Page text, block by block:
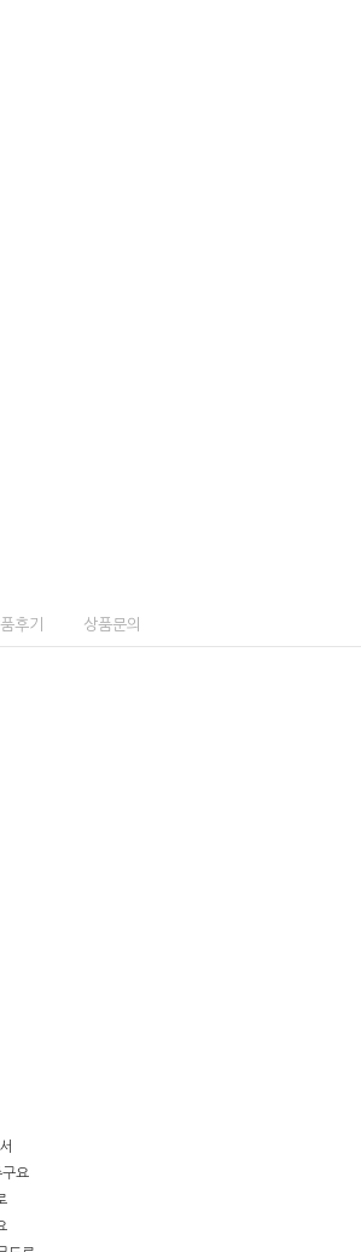
후기 상품문의
요